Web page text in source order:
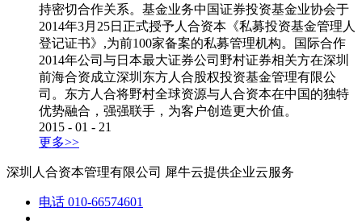
持密切合作关系。基金业务中国证券投资基金业协会于
2014年3月25日正式授予人合资本《私募投资基金管理人
登记证书》,为前100家备案的私募管理机构。国际合作
2014年公司与日本最大证券公司野村证券相关方在深圳
前海合资成立深圳东方人合股权投资基金管理有限公
司。东方人合将野村全球资源与人合资本在中国的独特
优势融合，强强联手，为客户创造更大价值。
2015 - 01 - 21
更多>>
深圳人合资本管理有限公司 犀牛云提供企业云服务
电话 010-66574601